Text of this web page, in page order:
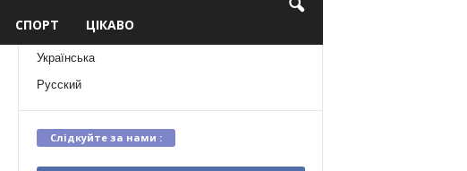
СПОРТ ЦІКАВО
Українська
Русский
Слідкуйте за нами :